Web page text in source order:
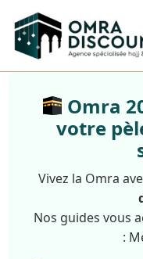
Omra
votre
Vivez la Omra
Nos guides vous
: